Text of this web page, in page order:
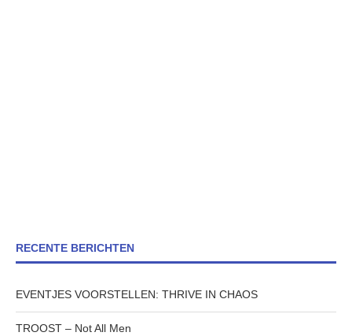
RECENTE BERICHTEN
EVENTJES VOORSTELLEN: THRIVE IN CHAOS
TROOST – Not All Men